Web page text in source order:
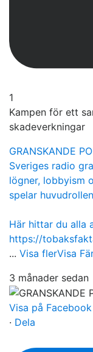
1
Kampen för ett
skadeverkningar
GRANSKANDE
Sveriges radio
lögner, lobbyism
spelar
Här hittar du alla
https://
... Visa flerVisa
3 månader sedan
Visa på Facebook
· Dela